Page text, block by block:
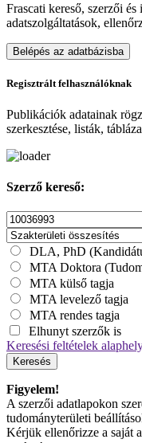
Frascati kereső, szerzői
adatszolgáltatások,
Belépés az adatbázisba
Regisztrált felhasználóknak
Publikációk adatainak
szerkesztése, listák,
Szerző kereső:
DLA, PhD
MTA Doktora
MTA külső tagja
MTA levelező tagja
MTA rendes tagja
Elhunyt szerzők is
Keresési feltételek
Keresés
Figyelem!
A szerzői adatlapokon
tudományterületi
Kérjük ellenőrizze a saját